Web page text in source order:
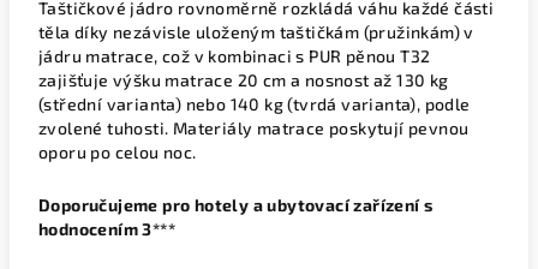
Taštičkové jádro rovnoměrně rozkládá váhu každé části
těla díky nezávisle uloženým taštičkám (pružinkám) v
jádru matrace, což v kombinaci s PUR pěnou T32
zajišťuje výšku matrace 20 cm a nosnost až 130 kg
(střední varianta) nebo 140 kg (tvrdá varianta), podle
zvolené tuhosti. Materiály matrace poskytují pevnou
oporu po celou noc.
Doporučujemepro hotely a ubytovací zařízení s
hodnocením 3***